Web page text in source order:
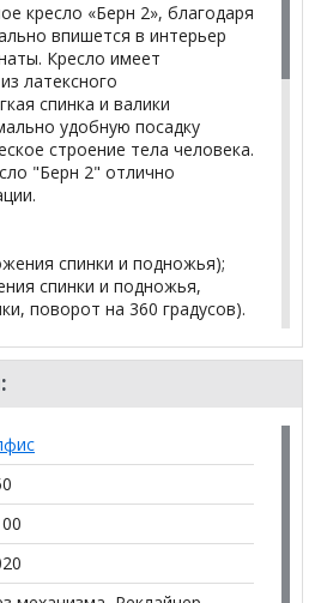
кресло «Берн 2», благодаря
впишется в интерьер
Кресло имеет
латексного
спинка и валики
удобную посадку
строение тела человека.
"Берн 2" отлично
спинки и подножья);
спинки и подножья,
поворот на 360 градусов).
кресла. В этом
выполняет функцию простой
специально для
телевизором. В этом
появляется
расслабления.
принимая
Нижняя часть,